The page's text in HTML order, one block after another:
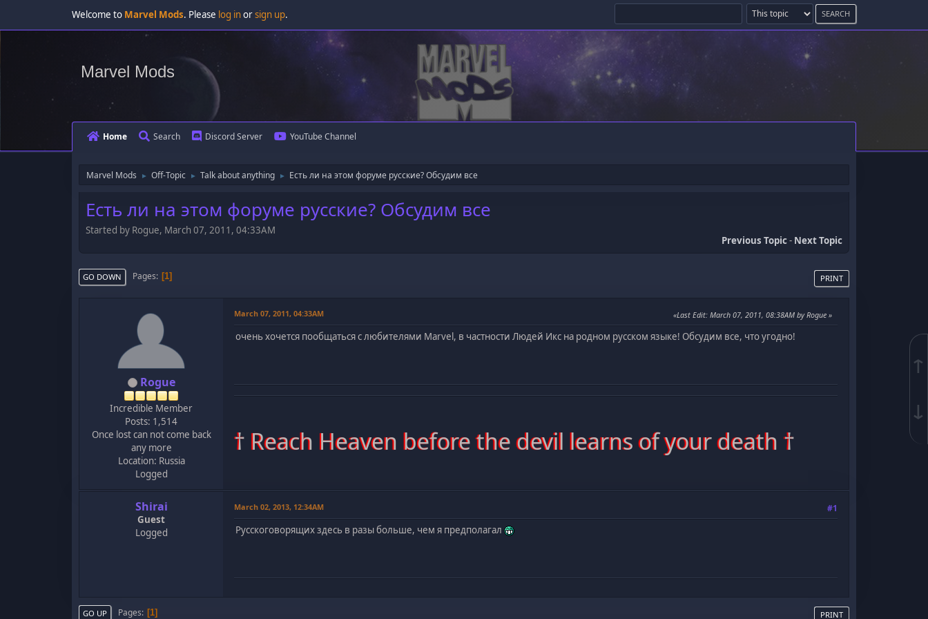
↑
↓
Welcome to Marvel Mods. Please log inorsign up.
Marvel Mods
Home Search Discord Server YouTube Channel
Marvel Mods ► Off-Topic ► Talk about anything ► Есть ли на этом форуме русские? Обсудим все
Есть ли на этом форуме русские? Обсудим все
Started by Rogue, March 07, 2011, 04:33AM
Previous Topic- Next Topic
PRINT
GO DOWN Pages 1
Rogue
Incredible Member
Posts: 1,514
Once lost can not come back
any more
Location: Russia
Logged
March 07, 2011, 04:33AM Last Edit: March 07, 2011, 08:38AM by Rogue
очень хочется пообщаться с любителями Marvel, в частности Людей Икс на родном русском языке! Обсудим все, что угодно!
† Reach Heaven before the devil learns of your death †
Shirai
Guest
Logged
March 02, 2013, 12:34AM #1
Русскоговорящих здесь в разы больше, чем я предполагал
PRINT
GO UP Pages 1